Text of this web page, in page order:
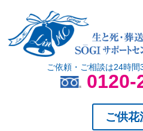
ご依頼・ご相談は24時
0120-
ご供花